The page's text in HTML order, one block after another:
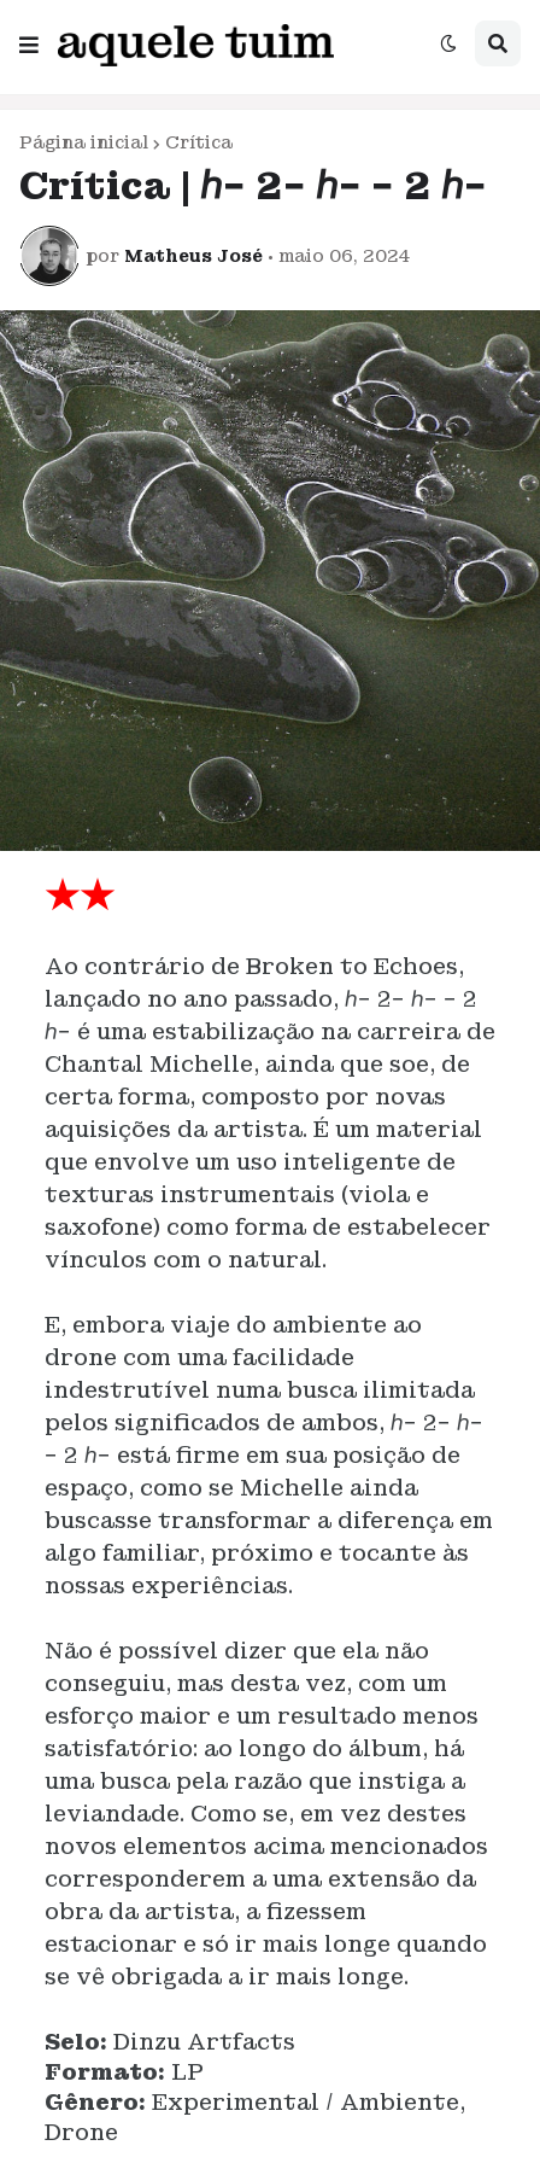
Página inicial Crítica
Crítica | ℎ− 2− ℎ− − 2 ℎ−
por Matheus José • maio 06, 2024
★★
Ao contrário de Broken to Echoes,
lançado no ano passado, ℎ− 2− ℎ− − 2
ℎ− é uma estabilização na carreira de
Chantal Michelle, ainda que soe, de
certa forma, composto por novas
aquisições da artista. É um material
que envolve um uso inteligente de
texturas instrumentais (viola e
saxofone) como forma de estabelecer
vínculos com o natural.
E, embora viaje do ambiente ao
drone com uma facilidade
indestrutível numa busca ilimitada
pelos significados de ambos, ℎ− 2− ℎ−
− 2 ℎ− está firme em sua posição de
espaço, como se Michelle ainda
buscasse transformar a diferença em
algo familiar, próximo e tocante às
nossas experiências.
Não é possível dizer que ela não
conseguiu, mas desta vez, com um
esforço maior e um resultado menos
satisfatório: ao longo do álbum, há
uma busca pela razão que instiga a
leviandade. Como se, em vez destes
novos elementos acima mencionados
corresponderem a uma extensão da
obra da artista, a fizessem
estacionar e só ir mais longe quando
se vê obrigada a ir mais longe.
Selo: Dinzu Artfacts
Formato: LP
Gênero: Experimental / Ambiente,
Drone